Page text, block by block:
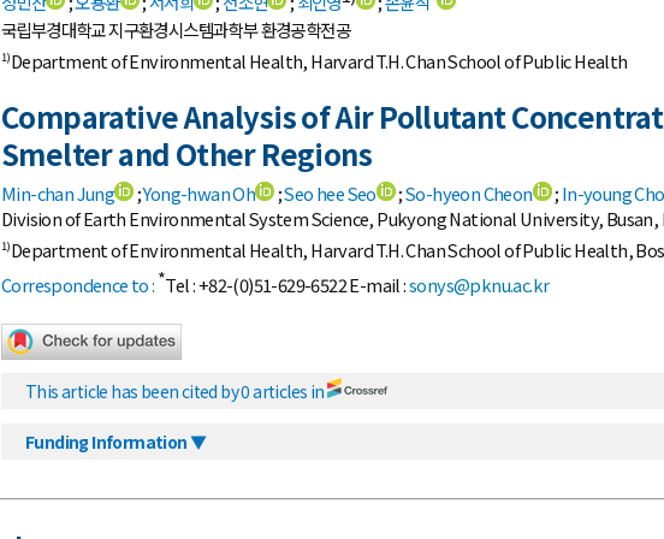
국립부경대학교 지구환경시스템과학부 환경공학전공
1)Department of Environmental Health, Harvard T.H. Chan School of Public Health
Comparative Analysis of Air Pollutant
Smelter and Other Regions
Min-chan Jung ;Yong-hwan Oh ;Seo hee Seo ;So-hyeon Cheon ;In-young
Division of Earth Environmental System Science, Pukyong National University, Busan,
1)Department of Environmental Health, Harvard T.H. Chan School of Public Health,
Correspondence to :*Tel : +82-(0)51-629-6522 E-mail :sonys@pknu.ac.kr
This article has been cited by 0 articles in
Funding Information ▼